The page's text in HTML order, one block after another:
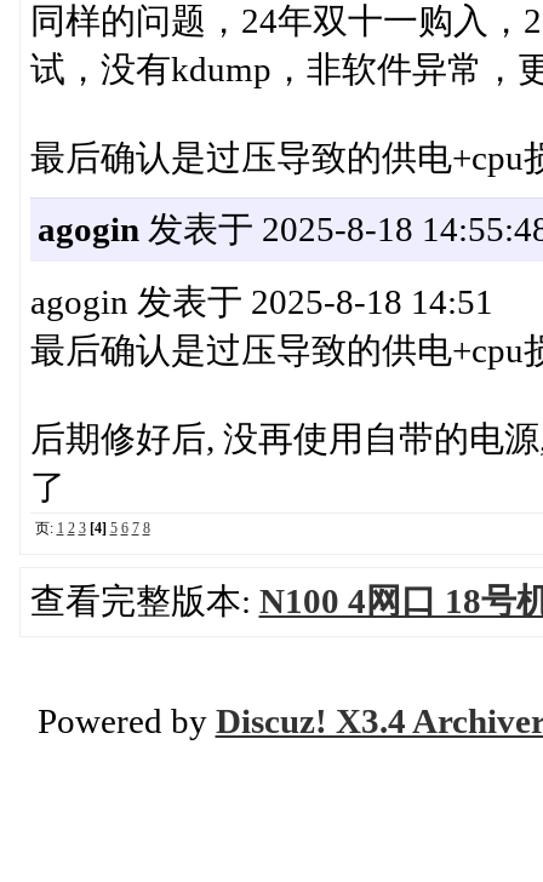
同样的问题，24年双十一购入
试，没有kdump，非软件异常，
最后确认是过压导致的供电+cpu
agogin 发表于 2025-8-18
agogin 发表于 2025-8-18 14:51
最后确认是过压导致的供电+cpu
后期修好后, 没再使用自带的电
了
页: 1 2 3 [4] 5 6 7 8
查看完整版本: N100 4网口 18号
Powered by Discuz! X3.4